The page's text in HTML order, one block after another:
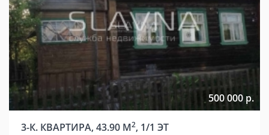
500 000 р.
3-К. КВАРТИРА, 43.90 М2, 1/1 ЭТ